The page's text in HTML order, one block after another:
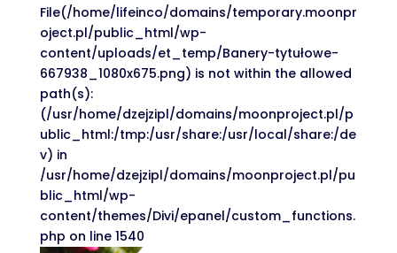
File(/home/lifeinco/domains/temporary.moonpr
oject.pl/public_html/wp-
content/uploads/et_temp/Banery-tytułowe-
667938_1080x675.png) is not within the allowed
path(s):
(/usr/home/dzejzipl/domains/moonproject.pl/p
ublic_html:/tmp:/usr/share:/usr/local/share:/de
v) in
/usr/home/dzejzipl/domains/moonproject.pl/pu
blic_html/wp-
content/themes/Divi/epanel/custom_functions.
php on line 1540